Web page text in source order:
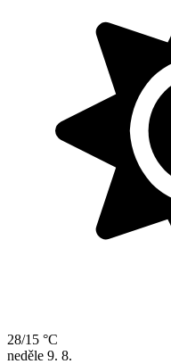
28/15 °C
neděle 9. 8.